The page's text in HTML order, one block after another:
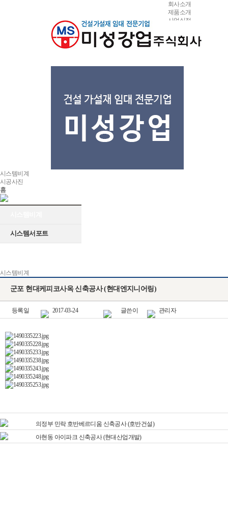
회사소개
제품소개
사업실적
고객지원
시스템비계
시공사진
홈
시스템서포트
시스템비계
군포 현대케피코사옥 신축공사 (현대엔지니어링)
등록일 2017-03-24 글쓴이 관리자
의정부 민락 호반베르디움 신축공사 (호반건설)
아현동 아이파크 신축공사 (현대산업개발)